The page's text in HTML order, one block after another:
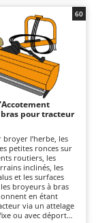
elles
en étant attelées au
attelage trois
à déplacement
ou hydraulique,
force, ce qui les
pour les
d'entretien dans les
vergers et les
pour des
du semi-
au professionnel,
Elles sont
compatibles avec
puissance
30 et 70 CV et,
une pompe
débit minimal de
sont disponibles en
et poids
à la puissance du
pour tracteur
broyer l’herbe, les
petites ronces sur
routiers, les
inclinés, les
et les surfaces
broyeurs à bras
en étant
via un attelage
ou avec déport
60